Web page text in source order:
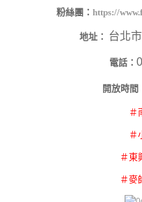
粉絲團： https://
地址： 台北
電話：
開放時間
＃
＃
＃東
＃麥